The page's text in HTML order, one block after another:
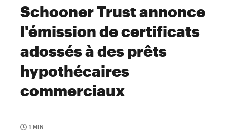
Schooner Trust annonce
l'émission de certificats
adossés à des prêts
hypothécaires
commerciaux
1 MIN